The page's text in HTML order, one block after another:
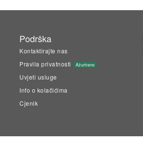
Podrška
Kontaktirajte nas
Pravila privatnosti
Ažurirano
Uvjeti usluge
Info o kolačićima
Cjenik